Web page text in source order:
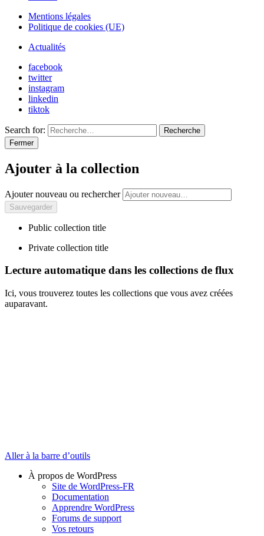
Mentions légales
Politique de cookies (UE)
Actualités
facebook
twitter
instagram
linkedin
tiktok
Search for:
Recherche
Fermer
Ajouter à la collection
Ajouter nouveau ou rechercher
Public collection title
Private collection title
Lecture automatique dans les collections de flux
Ici, vous trouverez toutes les collections que vous avez créées
auparavant.
Aller à la barre d’outils
À propos de WordPress
Site de WordPress-FR
Documentation
Apprendre WordPress
Forums de support
Vos retours